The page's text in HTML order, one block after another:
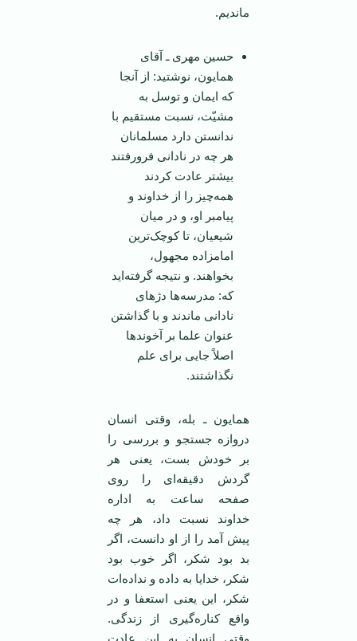
ماندیم.
حسین مهری ـ آقای
همایون، نوشتید: از آنجا
که ایمان و توسل به
مشیّت، نسبت مستقیم با
ندانستن دارد مسلمانان
هر چه در نادانی فرورفتند
بیشتر عادت کردند
همه‌چیز را از خداوند و
پیامبر او، و در میان
‏شیعیان، تا کوچک‌ترین
امامزاده مجهول،
بخواهند. و نتیجه گرفته‌اید
که: مدرسه‌ها دژهای
نادانی ماندند و با گذاشتن
عنوان علما بر آخوند‌ها
اصلاً جایی برای علم
نگذاشتند. ‏
همایون ـ بله، وقتی انسان
دروازه جستجو و بررسی را
بر خودش بست، یعنی هر
گردش دقیقه‌ای را روی
صفحه ساعت به اداره
خداوند نسبت داد، هر چه
پیش آمد را از او دانست، اگر
بد بود شکر، اگر خوب بود
شکر، خدایا به داده و نداده‌ات
شکر، این یعنی استعفا و در
واقع کناره‌گیری از زندگی.
وقتی انسان به این عادت